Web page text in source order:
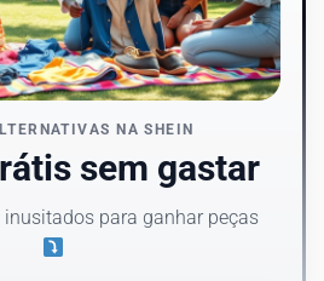
NA SHEIN
sem gastar
para ganhar peças